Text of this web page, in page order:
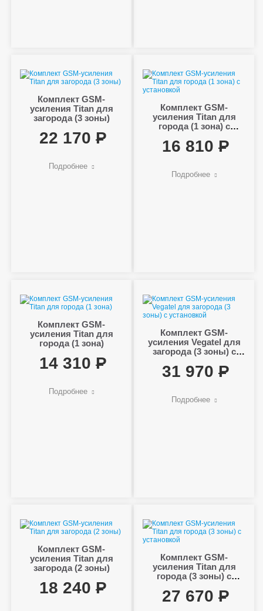
Комплект GSM-
усиления Titan для
загорода (3 зоны)
22 170
Подробнее
Комплект GSM-
усиления Titan для
города (1 зона) с
16 810
Подробнее
Комплект GSM-
усиления Titan для
города (1 зона)
14 310
Подробнее
Комплект GSM-
усиления Vegatel для
загорода (3 зоны) с
31 970
Подробнее
Комплект GSM-
усиления Titan для
загорода (2 зоны)
18 240
Комплект GSM-
усиления Titan для
города (3 зоны) с
27 670